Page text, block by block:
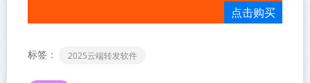
点击购买
标签： 2025云端转发软件